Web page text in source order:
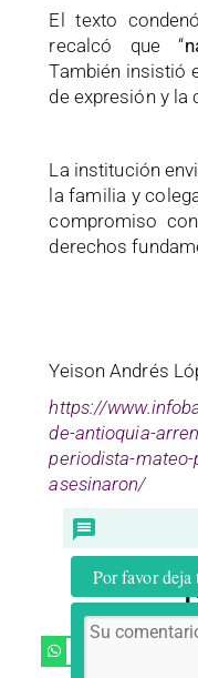
El texto
recalcó que “
También insistió
de expresión y la
La institución
la familia y
compromiso
derechos
Yeison Andrés
https://
de-antioquia-
periodista-
asesinaron/
Por favor